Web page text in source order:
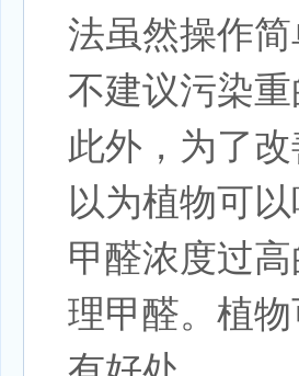
法虽然操作
不建议污染
此外，为了
以为植物可
甲醛浓度过
理甲醛。植